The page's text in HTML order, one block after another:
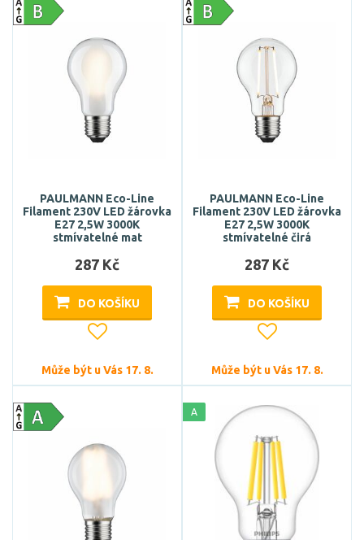
PAULMANN Eco-Line
Filament 230V LED žárovka
E27 2,5W 3000K
stmívatelné mat
287 Kč
DO KOŠÍKU
Může být u Vás 17. 8.
PAULMANN Eco-Line
Filament 230V LED žárovka
E27 2,5W 3000K
stmívatelné čirá
287 Kč
DO KOŠÍKU
Může být u Vás 17. 8.
A